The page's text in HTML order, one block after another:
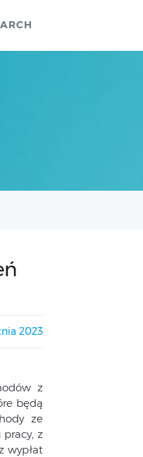
2023
z
będą
ze
z
wypłat